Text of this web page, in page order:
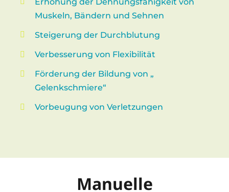
Muskeln, Bändern und Sehnen
Steigerung der Durchblutung
Verbesserung von Flexibilität
Förderung der Bildung von „
Gelenkschmiere“
Vorbeugung von Verletzungen
Manuelle